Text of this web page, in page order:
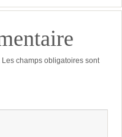
Les champs obligatoires sont